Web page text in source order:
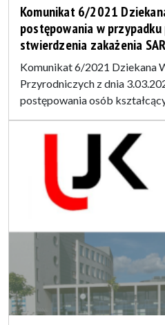
Komunikat 6/2021
postępowania w
stwierdzenia zakażenia
Komunikat 6/2021 Dziekana
Przyrodniczych z dnia
postępowania osób